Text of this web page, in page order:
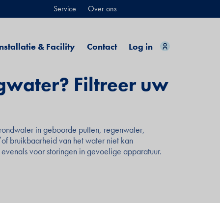
Service Over ons
& Facility Contact Log in
Filtreer uw
in geboorde putten, regenwater,
bruikbaarheid van het water niet kan
voor storingen in gevoelige apparatuur.